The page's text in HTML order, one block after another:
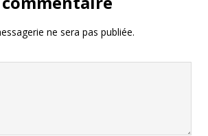
ne sera pas publiée.